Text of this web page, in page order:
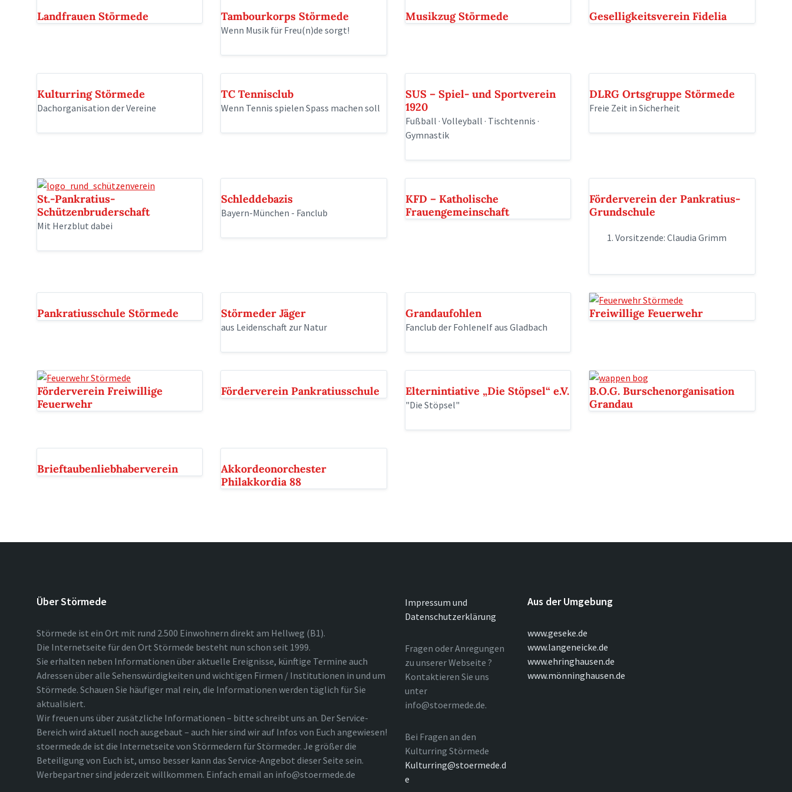
Landfrauen Störmede Tambourkorps Störmede
Wenn Musik für Freu(n)de sorgt!
Musikzug Störmede Geselligkeitsverein Fidelia
Kulturring Störmede
Dachorganisation der Vereine
TC Tennisclub
Wenn Tennis spielen Spass machen soll
SUS – Spiel- und Sportverein
1920
Fußball · Volleyball · Tischtennis ·
Gymnastik
DLRG Ortsgruppe Störmede
Freie Zeit in Sicherheit
St.-Pankratius-
Schützenbruderschaft
Mit Herzblut dabei
Schleddebazis
Bayern-München - Fanclub
KFD – Katholische
Frauengemeinschaft
Förderverein der Pankratius-
Grundschule
1. Vorsitzende: Claudia Grimm
Pankratiusschule Störmede Störmeder Jäger
aus Leidenschaft zur Natur
Grandaufohlen
Fanclub der Fohlenelf aus Gladbach
Freiwillige Feuerwehr
Förderverein Freiwillige
Feuerwehr
Förderverein Pankratiusschule Elternintiative „Die Stöpsel“ e.V.
"Die Stöpsel"
B.O.G. Burschenorganisation
Grandau
Brieftaubenliebhaberverein
Akkordeonorchester
Philakkordia 88
Über Störmede
Störmede ist ein Ort mit rund 2.500 Einwohnern direkt am Hellweg (B1).
Die Internetseite für den Ort Störmede besteht nun schon seit 1999.
Sie erhalten neben Informationen über aktuelle Ereignisse, künftige Termine auch
Adressen über alle Sehenswürdigkeiten und wichtigen Firmen / Institutionen in und um
Störmede. Schauen Sie häufiger mal rein, die Informationen werden täglich für Sie
aktualisiert.
Wir freuen uns über zusätzliche Informationen – bitte schreibt uns an. Der Service-
Bereich wird aktuell noch ausgebaut – auch hier sind wir auf Infos von Euch angewiesen!
stoermede.de ist die Internetseite von Störmedern für Störmeder. Je größer die
Beteiligung von Euch ist, umso besser kann das Service-Angebot dieser Seite sein.
Werbepartner sind jederzeit willkommen. Einfach email an info@stoermede.de
Impressum und
Datenschutzerklärung
Fragen oder Anregungen
zu unserer Webseite ?
Kontaktieren Sie uns
unter
info@stoermede.de.
Bei Fragen an den
Kulturring Störmede
Kulturring@stoermede.d
e
Aus der Umgebung
www.geseke.de
www.langeneicke.de
www.ehringhausen.de
www.mönninghausen.de